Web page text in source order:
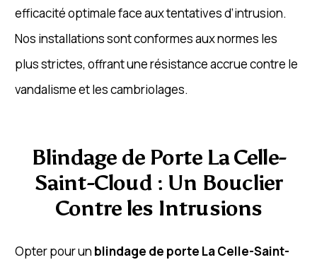
efficacité optimale face aux tentatives d’intrusion.
Nos installations sont conformes aux normes les
plus strictes, offrant une résistance accrue contre le
vandalisme et les cambriolages.
Blindage de Porte La Celle-
Saint-Cloud : Un Bouclier
Contre les Intrusions
Opter pour un blindage de porte La Celle-Saint-